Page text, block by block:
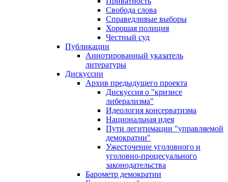
Свобода слова
Справедливые выборы
Хорошая полиция
Честный суд
Публикации
Аннотированный указатель
литературы
Дискуссии
Архив предыдущего проекта
Дискуссия о "кризисе
либерализма"
Идеология консерватизма
Национальная идея
Пути легитимации "управляемой
демократии"
Ужесточение уголовного и
уголовно-процесуального
законодательства
Барометр демократии